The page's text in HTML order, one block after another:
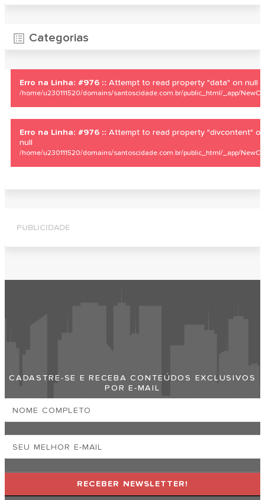
Categorias
Erro na Linha: #976 :: Attempt to read property "data" on null
/home/u230111520/domains/santoscidade.com.br/public_html/_app/
Erro na Linha: #976 :: Attempt to read property "divcontent" on
null
/home/u230111520/domains/santoscidade.com.br/public_html/_app/
PUBLICIDADE
CADASTRE-SE E RECEBA CONTEÚDOS EXCLUSIVOS
POR E-MAIL
RECEBER NEWSLETTER!